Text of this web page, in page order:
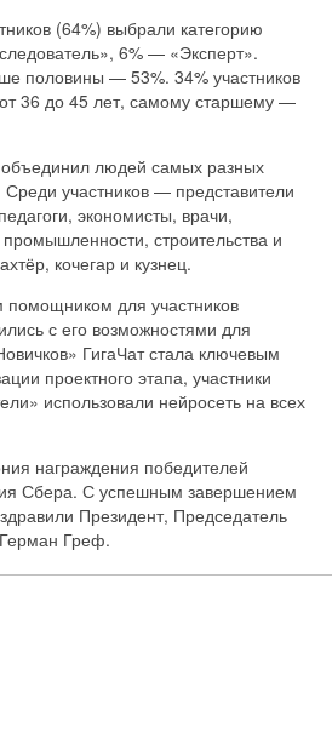
(64%) выбрали категорию
6% — «Эксперт».
половины — 53%. 34% участников
36 до 45 лет, самому старшему —
людей самых разных
участников — представители
экономисты, врачи,
строительства и
кочегар и кузнец.
помощником для участников
с его возможностями для
ГигаЧат стала ключевым
проектного этапа, участники
использовали нейросеть на всех
награждения победителей
Сбера. С успешным завершением
Президент, Председатель
Греф.